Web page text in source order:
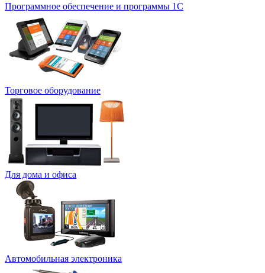
Программное обеспечение и программы 1С
Торговое оборудование
Для дома и офиса
Автомобильная электроника